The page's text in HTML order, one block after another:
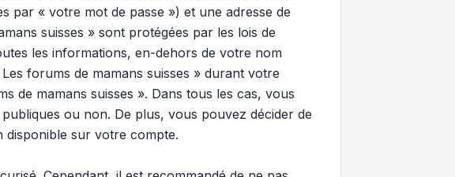
par « votre mot de passe ») et une adresse de
suisses » sont protégées par les lois de
les informations, en-dehors de votre nom
forums de mamans suisses » durant votre
de mamans suisses ». Dans tous les cas, vous
ou non. De plus, vous pouvez décider de
disponible sur votre compte.